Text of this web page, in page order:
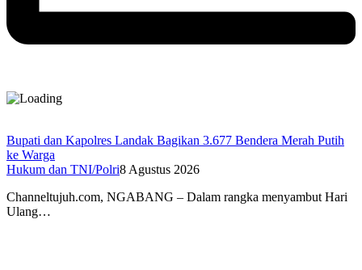
Bupati dan Kapolres Landak Bagikan 3.677 Bendera Merah Putih
ke Warga
Hukum dan TNI/Polri8 Agustus 2026
Channeltujuh.com, NGABANG – Dalam rangka menyambut Hari
Ulang…